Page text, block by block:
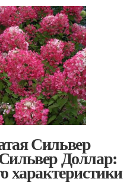
Сильвер
Доллар:
характеристики